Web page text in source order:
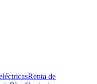
Renta de